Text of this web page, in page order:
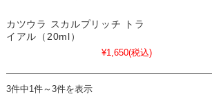
カツウラ スカルプリッチ トラ
イアル（20ml）
¥1,650(税込)
3件中1件～3件を表示